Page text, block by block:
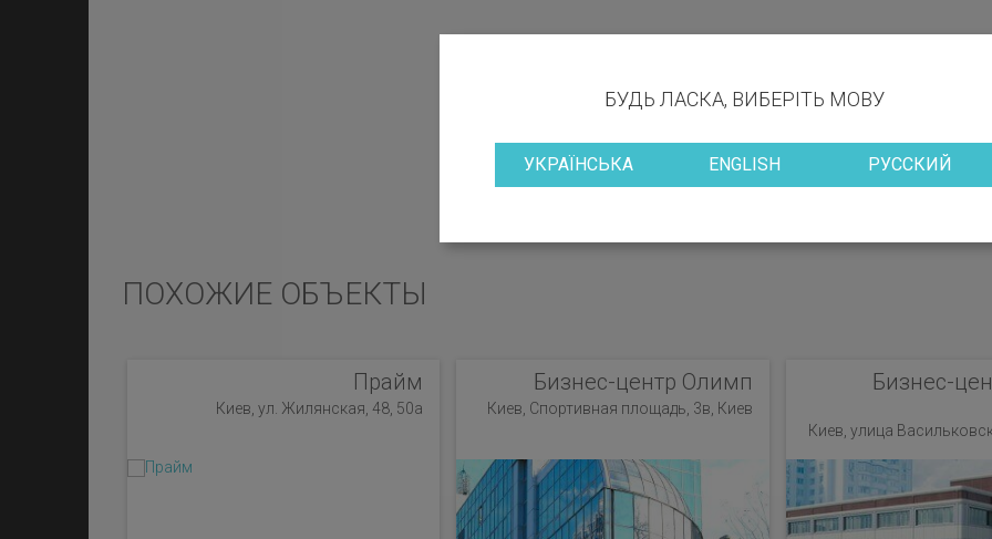
ПОХОЖИЕ ОБЪЕКТЫ
Прайм
Киев, ул. Жилянская, 48, 50а
Бизнес-центр Олимп
Киев, Спортивная площадь, 3в, Киев
Бизнес-
Киев, улица
БУДЬ ЛАСКА, ВИБЕРІТЬ МОВУ
УКРАЇНСЬКА ENGLISH РУССКИЙ